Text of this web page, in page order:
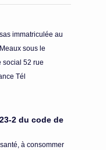
immatriculée au
sous le
social 52 rue
Tél
2 du code de
à consommer